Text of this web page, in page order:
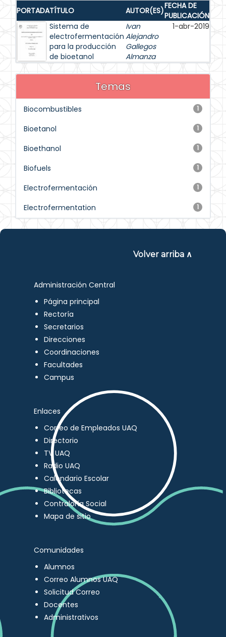
PORTADATÍTULO AUTOR(ES)FECHA DE
PUBLICACIÓN
Sistema de
electrofermentación
para la producción
de bioetanol
Ivan
Alejandro
Gallegos
Almanza
1-abr-2019
Temas
1
Biocombustibles
1
Bioetanol
1
Bioethanol
1
Biofuels
1
Electrofermentación
1
Electrofermentation
Volver arriba ∧
Administración Central
Página principal
Rectoría
Secretarios
Direcciones
Coordinaciones
Facultades
Campus
Enlaces
Correo de Empleados UAQ
Directorio
TV UAQ
Radio UAQ
Calendario Escolar
Bibliotecas
Contraloría Social
Mapa de sitio
Comunidades
Alumnos
Correo Alumnos UAQ
Solicitud Correo
Docentes
Administrativos